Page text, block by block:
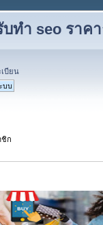
บทำ seo ราค
เบียน
ชิก